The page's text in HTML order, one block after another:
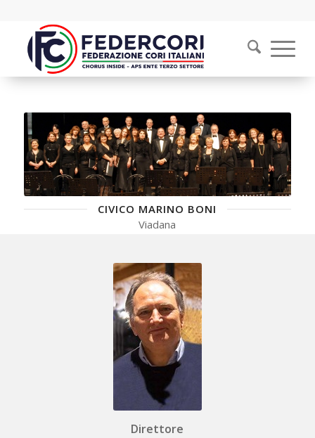
CIVICO MARINO BONI
Viadana
Direttore